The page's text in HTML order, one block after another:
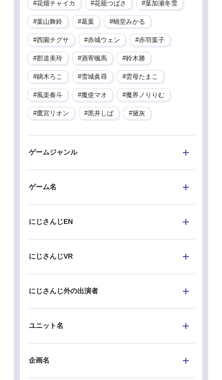
花畑チャイカ 花籠つばさ 葉加瀬冬雪
葉山舞鈴 葛葉 蝸堂みかる
西園チグサ 赤城ウェン 赤羽葉子
郡道美玲 酒寄颯馬 鈴木勝
鏑木ろこ 雪城眞尋 雲母たまこ
風楽奏斗 魔使マオ 魔界ノりりむ
鷹宮リオン 黒井しば 黛灰
ゲームジャンル
ゲーム名
にじさんじEN
にじさんじVR
にじさんじ外の出演者
ユニット名
企画名